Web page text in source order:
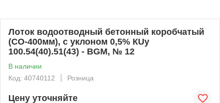
Лоток водоотводный бетонный коробчатый
(СО-400мм), с уклоном 0,5% КUу
100.54(40).51(43) - BGМ, № 12
В наличии
Код: 40740112
Розница
Цену уточняйте